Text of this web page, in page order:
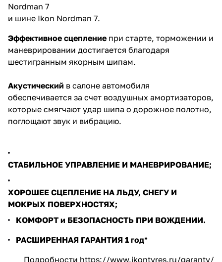
Nordman 7
и шине Ikon Nordman 7.
Эффективное сцепление при старте, торможении и
маневрировании достигается благодаря
шестигранным якорным шипам.
Акустический в салоне автомобиля
обеспечивается за счет воздушных амортизаторов,
которые смягчают удар шипа о дорожное полотно,
поглощают звук и вибрацию.
СТАБИЛЬНОЕ УПРАВЛЕНИЕ И МАНЕВРИРОВАНИЕ;
ХОРОШЕЕ СЦЕПЛЕНИЕ НА ЛЬДУ, СНЕГУ И
МОКРЫХ ПОВЕРХНОСТЯХ;
КОМФОРТ и БЕЗОПАСНОСТЬ ПРИ ВОЖДЕНИИ.
РАСШИРЕННАЯ ГАРАНТИЯ 1 год*
Подробности https://www.ikontyres.ru/garanty/